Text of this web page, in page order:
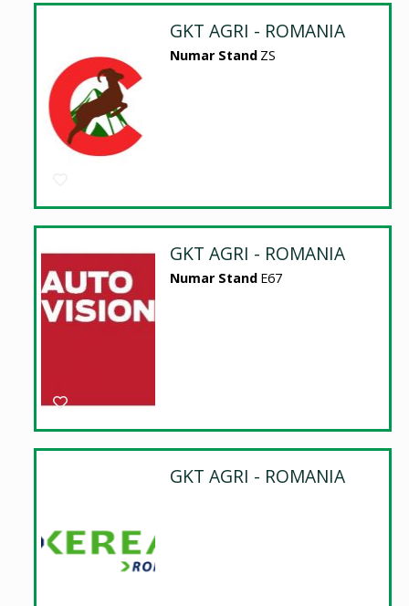
GKT AGRI - ROMANIA
Numar Stand ZS
GKT AGRI - ROMANIA
Numar Stand E67
GKT AGRI - ROMANIA